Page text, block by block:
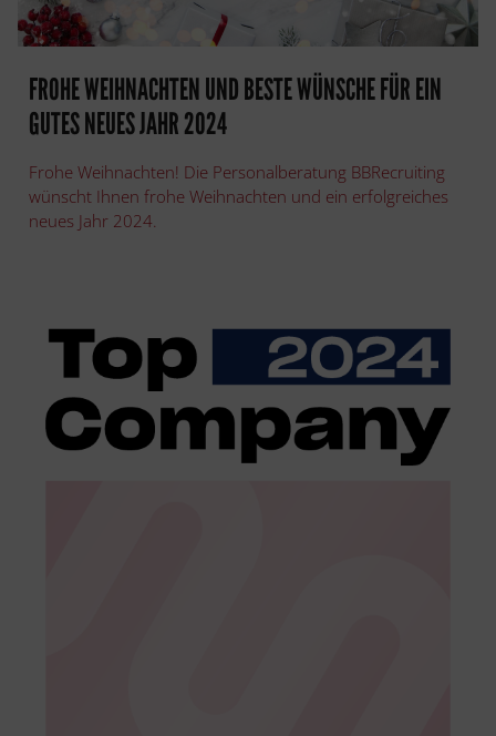
FROHE WEIHNACHTEN UND BESTE WÜNSCHE FÜR EIN
GUTES NEUES JAHR 2024
Frohe Weihnachten! Die Personalberatung BBRecruiting
wünscht Ihnen frohe Weihnachten und ein erfolgreiches
neues Jahr 2024.